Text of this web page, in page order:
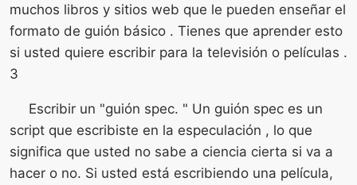
muchos libros y sitios web que le pueden enseñar el
formato de guión básico . Tienes que aprender esto
si usted quiere escribir para la televisión o películas .
3
Escribir un "guión spec. " Un guión spec es un
script que escribiste en la especulación , lo que
significa que usted no sabe a ciencia cierta si va a
hacer o no. Si usted está escribiendo una película,